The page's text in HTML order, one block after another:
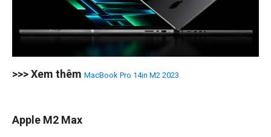
>>> Xem thêm MacBook Pro 14in M2 2023
Apple M2 Max